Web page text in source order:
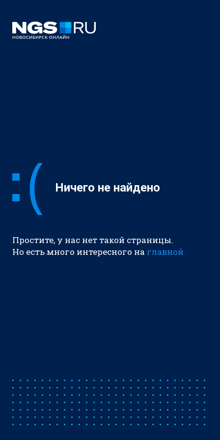
Ничего не найдено
Простите, у нас нет такой страницы.
Но есть много интересного на главной